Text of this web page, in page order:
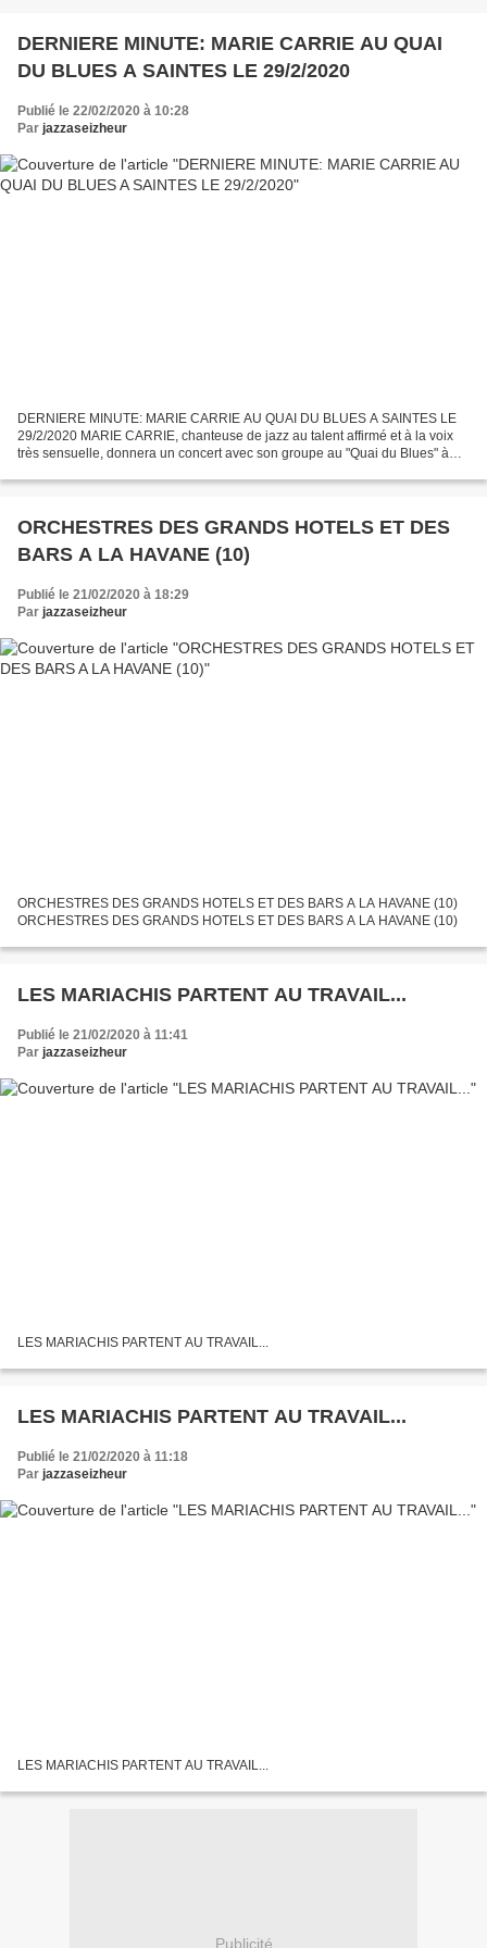
DERNIERE MINUTE: MARIE CARRIE AU QUAI
DU BLUES A SAINTES LE 29/2/2020
Publié le 22/02/2020 à 10:28
Par jazzaseizheur
DERNIERE MINUTE: MARIE CARRIE AU QUAI DU BLUES A SAINTES LE
29/2/2020 MARIE CARRIE, chanteuse de jazz au talent affirmé et à la voix
très sensuelle, donnera un concert avec son groupe au "Quai du Blues" à
ORCHESTRES DES GRANDS HOTELS ET DES
BARS A LA HAVANE (10)
Publié le 21/02/2020 à 18:29
Par jazzaseizheur
ORCHESTRES DES GRANDS HOTELS ET DES BARS A LA HAVANE (10)
ORCHESTRES DES GRANDS HOTELS ET DES BARS A LA HAVANE (10)
LES MARIACHIS PARTENT AU TRAVAIL...
Publié le 21/02/2020 à 11:41
Par jazzaseizheur
LES MARIACHIS PARTENT AU TRAVAIL...
LES MARIACHIS PARTENT AU TRAVAIL...
Publié le 21/02/2020 à 11:18
Par jazzaseizheur
LES MARIACHIS PARTENT AU TRAVAIL...
Publicité